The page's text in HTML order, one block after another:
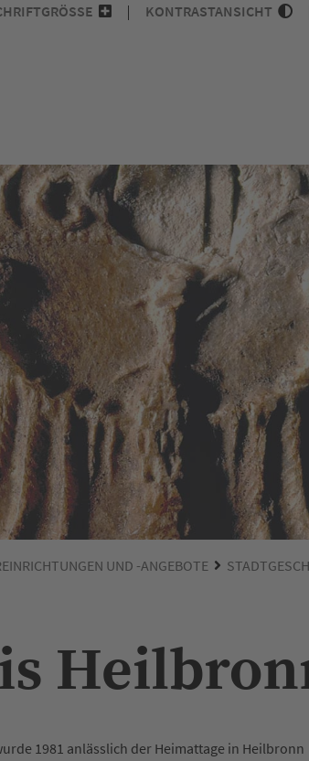
KONTRASTANSICHT
UND -ANGEBOTE
1981 anlässlich der Heimattage in Heilbronn